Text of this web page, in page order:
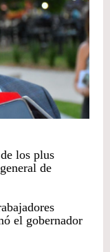
los plus
de
el gobernador